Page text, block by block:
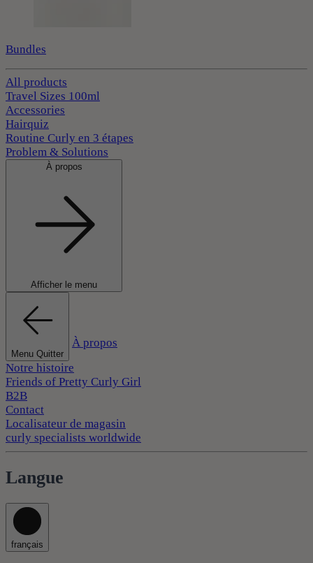
Bundles
All products
Travel Sizes 100ml
Accessories
Hairquiz
Routine Curly en 3 étapes
Problem & Solutions
À propos
Afficher le menu
Menu Quitter
À propos
Notre histoire
Friends of Pretty Curly Girl
B2B
Contact
Localisateur de magasin
curly specialists worldwide
Langue
français